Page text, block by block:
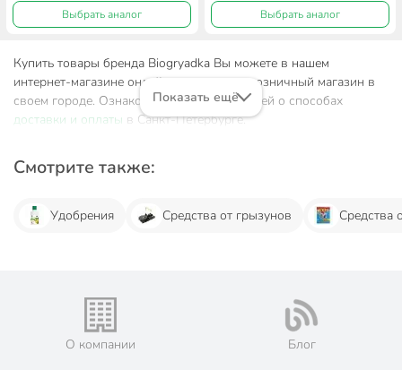
Выбрать аналог Выбрать аналог
Купить товары бренда Biogryadka Вы можете в нашем
интернет-магазине онлайн или посетив розничный магазин в
своем городе. Ознакомьтесь с информацией о способах
доставки и оплаты в Санкт-Петербургe.
Показать ещё
Смотрите также:
Удобрения Средства от грызунов Средства
О компании Блог